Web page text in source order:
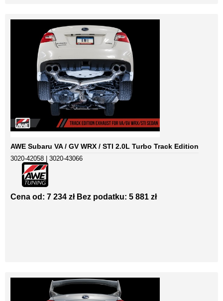
AWE Subaru VA / GV WRX / STI 2.0L Turbo Track Edition
3020-42058 | 3020-43066
Cena od: 7 234 zł Bez podatku: 5 881 zł